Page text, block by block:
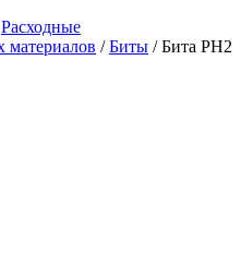
Расходные
материалов /Биты / Бита PH2